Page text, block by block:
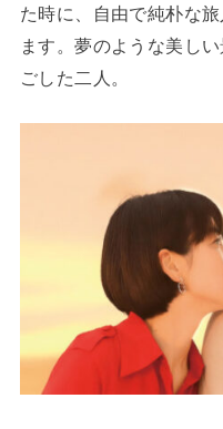
た時に、自由で純朴な
ます。夢のような美し
ごした二人。